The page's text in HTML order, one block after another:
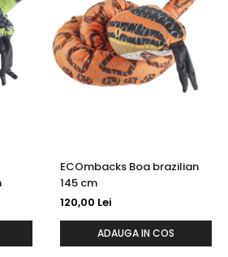
ECOmbacks Boa brazilian
145 cm
120,00 Lei
ADAUGA IN COS